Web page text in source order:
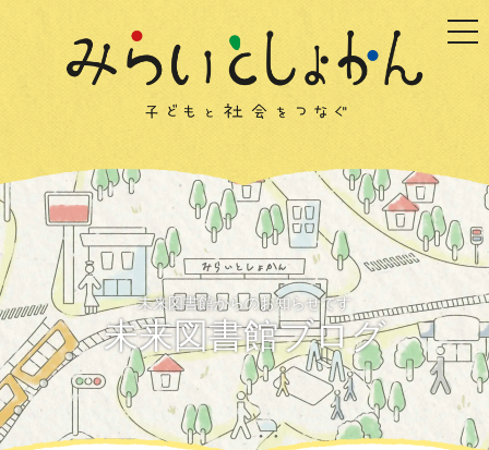
未来図書館からのお知らせです
未来図書館ブログ